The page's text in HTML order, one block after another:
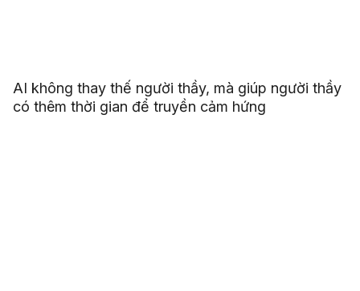
AI không thay thế người thầy, mà giúp người thầy
có thêm thời gian để truyền cảm hứng